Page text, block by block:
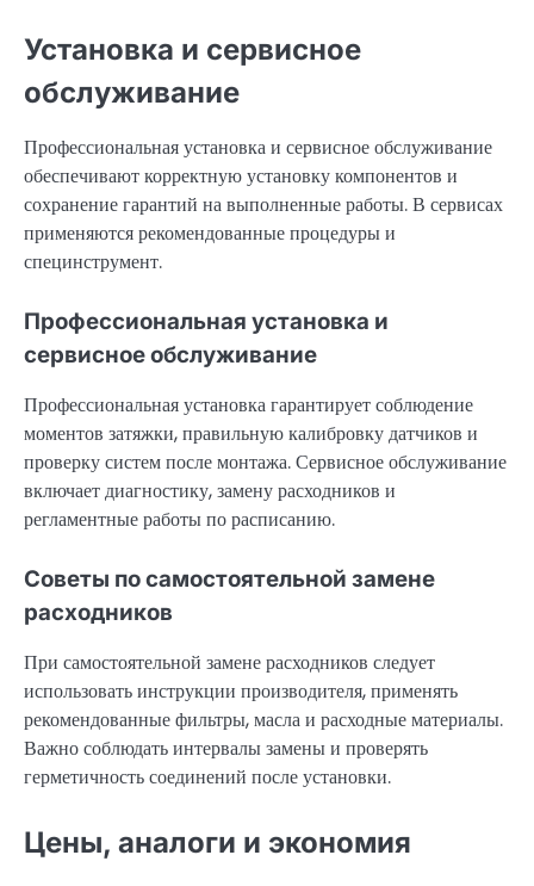
Установка и сервисное
обслуживание
Профессиональная установка и сервисное обслуживание
обеспечивают корректную установку компонентов и
сохранение гарантий на выполненные работы. В сервисах
применяются рекомендованные процедуры и
специнструмент.
Профессиональная установка и
сервисное обслуживание
Профессиональная установка гарантирует соблюдение
моментов затяжки, правильную калибровку датчиков и
проверку систем после монтажа. Сервисное обслуживание
включает диагностику, замену расходников и
регламентные работы по расписанию.
Советы по самостоятельной замене
расходников
При самостоятельной замене расходников следует
использовать инструкции производителя, применять
рекомендованные фильтры, масла и расходные материалы.
Важно соблюдать интервалы замены и проверять
герметичность соединений после установки.
Цены, аналоги и экономия